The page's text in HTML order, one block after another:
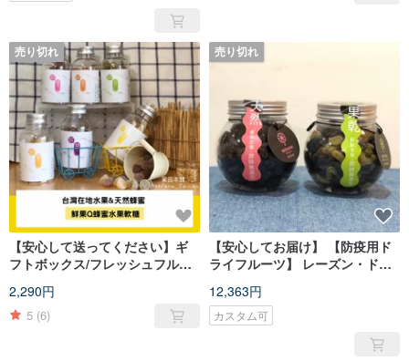
売り切れ
【安心して送ってください】ギ
フトボックス/フレッシュフルー
3本|台湾国内
2,290円
5 (6)
売り切れ
【安心してお届け】 【防疫用ド
ライフルーツ】 レーズン・ドラ
本入り |
12,363円
カスタム可